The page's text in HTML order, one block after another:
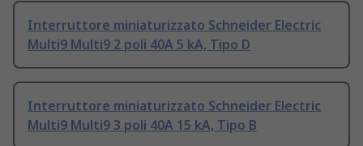
Interruttore miniaturizzato Schneider Electric
Multi9 Multi9 2 poli 40A 5 kA, Tipo D
Interruttore miniaturizzato Schneider Electric
Multi9 Multi9 3 poli 40A 15 kA, Tipo B